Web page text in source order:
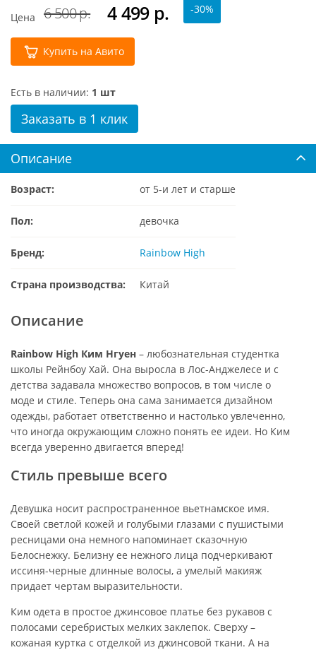
Цена 6 500 р. 4 499 р. -30%
Купить на Авито
Есть в наличии: 1 шт
Заказать в 1 клик
Описание
Возраст: от 5-и лет и старше
Пол: девочка
Бренд: Rainbow High
Страна производства: Китай
Описание
Rainbow High Ким Нгуен – любознательная студентка
школы Рейнбоу Хай. Она выросла в Лос-Анджелесе и с
детства задавала множество вопросов, в том числе о
моде и стиле. Теперь она сама занимается дизайном
одежды, работает ответственно и настолько увлеченно,
что иногда окружающим сложно понять ее идеи. Но Ким
всегда уверенно двигается вперед!
Стиль превыше всего
Девушка носит распространенное вьетнамское имя.
Своей светлой кожей и голубыми глазами с пушистыми
ресницами она немного напоминает сказочную
Белоснежку. Белизну ее нежного лица подчеркивают
иссиня-черные длинные волосы, а умелый макияж
придает чертам выразительности.
Ким одета в простое джинсовое платье без рукавов с
полосами серебристых мелких заклепок. Сверху –
кожаная куртка с отделкой из джинсовой ткани. А на